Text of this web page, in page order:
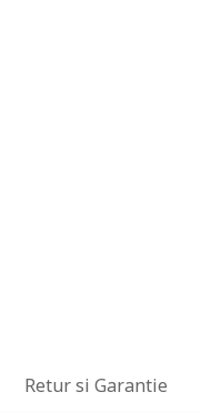
Retur si Garantie